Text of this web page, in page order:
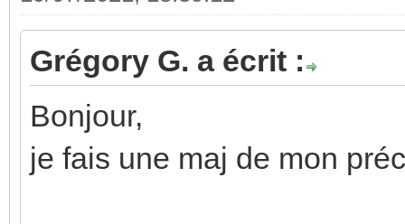
Grégory G. a écrit :
Bonjour,
je fais une maj de mon